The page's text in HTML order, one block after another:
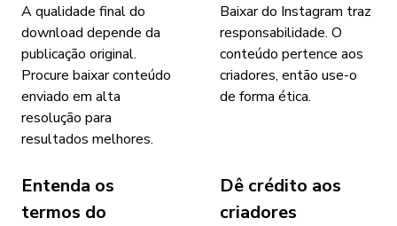
A qualidade final do
download depende da
publicação original.
Procure baixar conteúdo
enviado em alta
resolução para
resultados melhores.
Baixar do Instagram traz
responsabilidade. O
conteúdo pertence aos
criadores, então use-o
de forma ética.
Entenda os
termos do
Dê crédito aos
criadores